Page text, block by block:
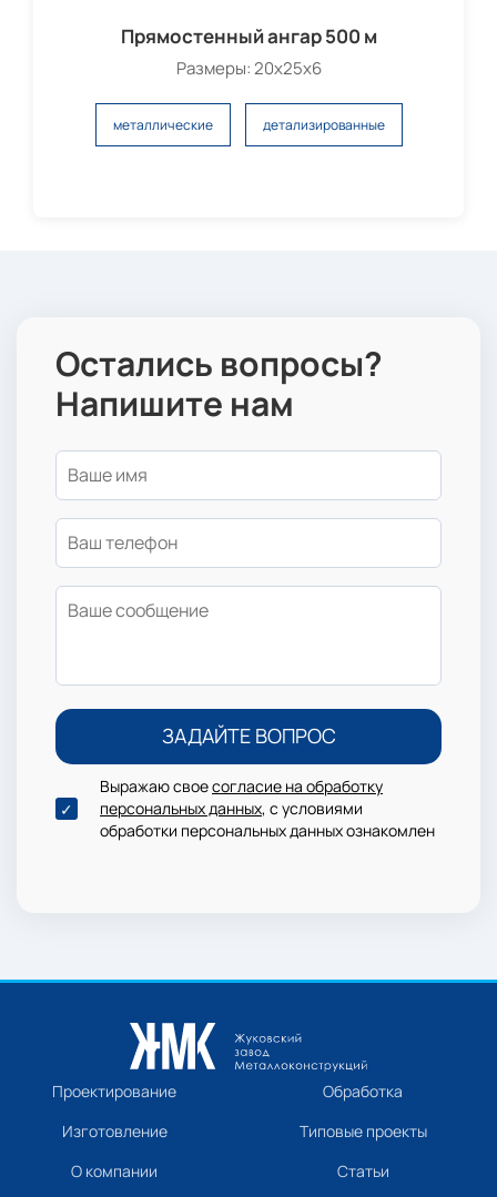
Прямостенный ангар 500 м
Размеры: 20x25x6
металлические детализированные
Остались вопросы?
Напишите нам
Выражаю своесогласие на обработку
персональных данных, с условиями
обработки персональных данных ознакомлен
Проектирование
Обработка
Изготовление
Типовые проекты
О компании
Статьи